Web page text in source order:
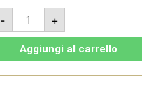
-
Canna
Torta
2023
IGT
Toscana
Bianco
+
Aggiungi al carrello